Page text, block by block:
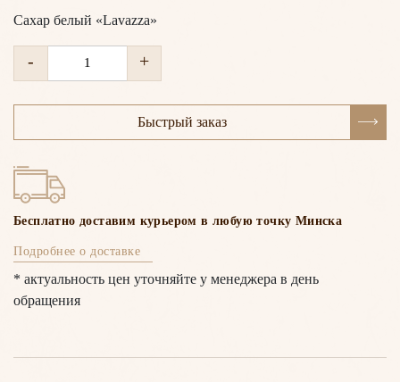
Сахар белый «Lavazza»
Сахар
-
Количество
+
Быстрый заказ
Бесплатно доставим курьером в любую точку Минска
Подробнее о доставке
* актуальность цен уточняйте у менеджера в день
обращения